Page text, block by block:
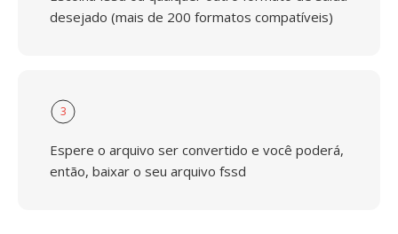
desejado (mais de 200 formatos compatíveis)
3
Espere o arquivo ser convertido e você poderá,
então, baixar o seu arquivo fssd